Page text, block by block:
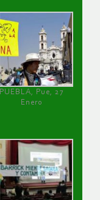
PUEBLA, Pue, 27
Enero